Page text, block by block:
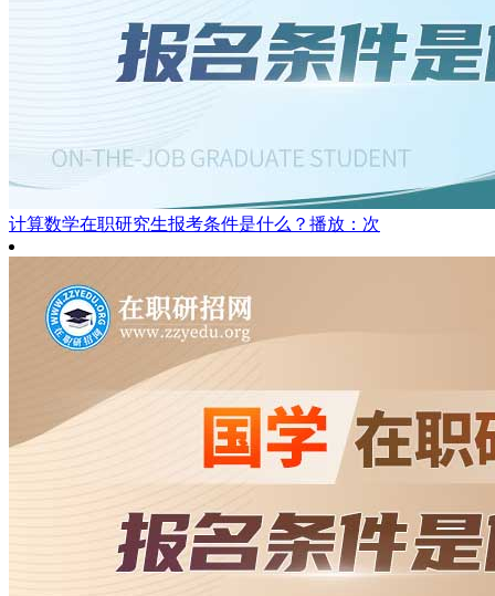
计算数学在职研究生报考条件是什么？ 播放：次